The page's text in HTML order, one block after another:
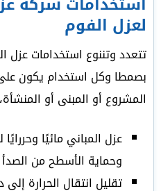
لعزل الفوم
تتعدد وتننوع استخدامات
بصمطا وكل استخدام يكون
المشروع أو المبنى أو
عزل المباني مائيًا
وحماية الأسطح من الصدأ
تقليل انتقال الحرارة